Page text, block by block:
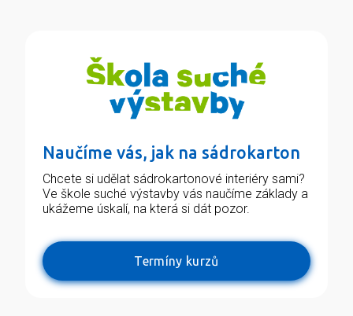
Naučíme vás, jak na sádrokarton
Chcete si udělat sádrokartonové interiéry sami?
Ve škole suché výstavby vás naučíme základy a
ukážeme úskalí, na která si dát pozor.
Termíny kurzů